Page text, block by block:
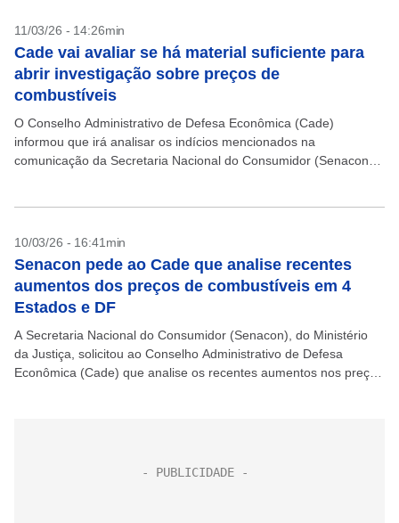
11/03/26 - 14:26min
Cade vai avaliar se há material suficiente para
abrir investigação sobre preços de
combustíveis
O Conselho Administrativo de Defesa Econômica (Cade)
informou que irá analisar os indícios mencionados na
comunicação da Secretaria Nacional do Consumidor (Senacon),
10/03/26 - 16:41min
Senacon pede ao Cade que analise recentes
aumentos dos preços de combustíveis em 4
Estados e DF
A Secretaria Nacional do Consumidor (Senacon), do Ministério
da Justiça, solicitou ao Conselho Administrativo de Defesa
Econômica (Cade) que analise os recentes aumentos nos preços